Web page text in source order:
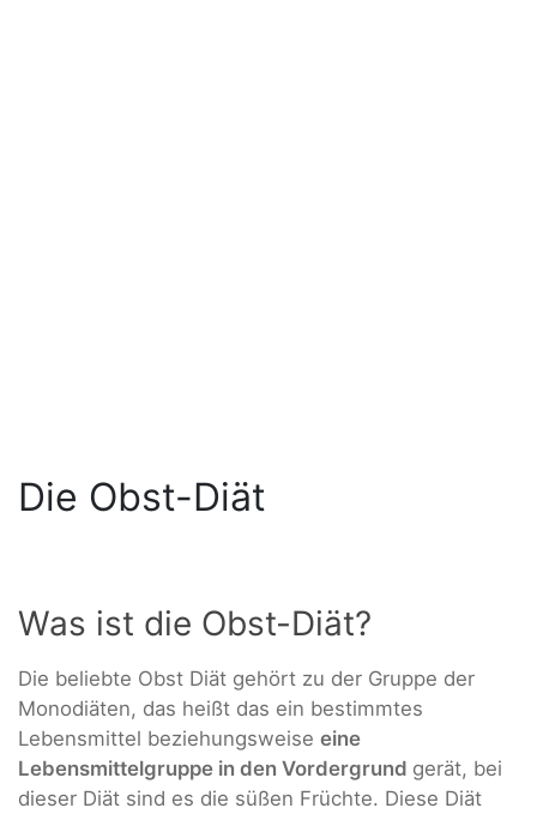
Die Obst-Diät
Was ist die Obst-Diät?
Die beliebte Obst Diät gehört zu der Gruppe der
Monodiäten, das heißt das ein bestimmtes
Lebensmittel beziehungsweise eine
Lebensmittelgruppe in den Vordergrund gerät, bei
dieser Diät sind es die süßen Früchte. Diese Diät